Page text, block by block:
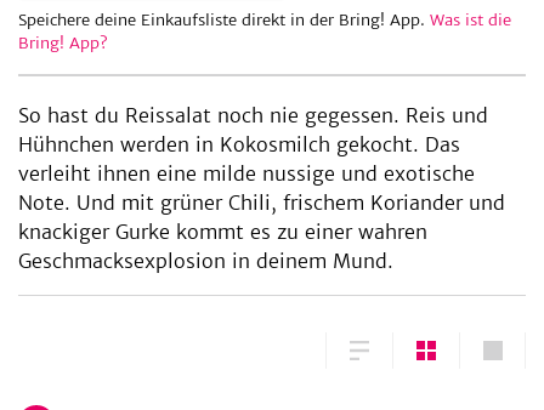
Speichere deine Einkaufsliste direkt in der Bring! App. Was ist die
Bring! App?
So hast du Reissalat noch nie gegessen. Reis und
Hühnchen werden in Kokosmilch gekocht. Das
verleiht ihnen eine milde nussige und exotische
Note. Und mit grüner Chili, frischem Koriander und
knackiger Gurke kommt es zu einer wahren
Geschmacksexplosion in deinem Mund.